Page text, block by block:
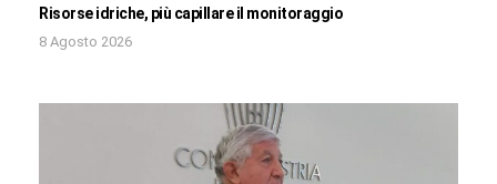
Risorse idriche, più capillare il monitoraggio
8 Agosto 2026